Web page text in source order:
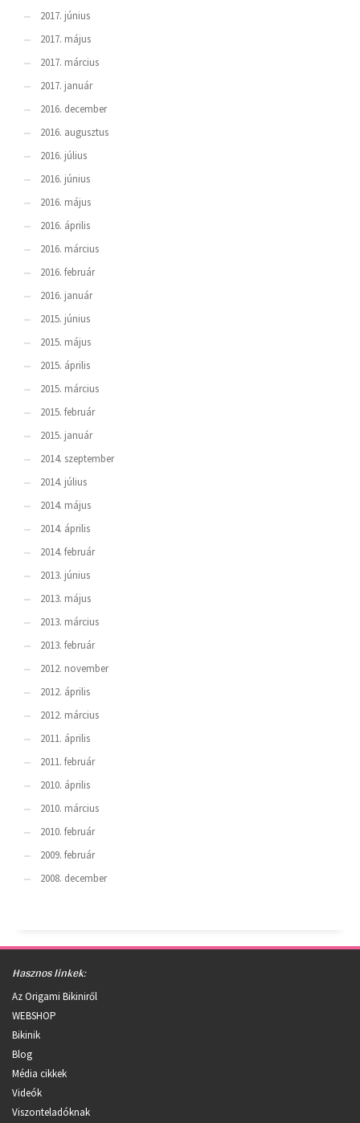
2017. június
2017. május
2017. március
2017. január
2016. december
2016. augusztus
2016. július
2016. június
2016. május
2016. április
2016. március
2016. február
2016. január
2015. június
2015. május
2015. április
2015. március
2015. február
2015. január
2014. szeptember
2014. július
2014. május
2014. április
2014. február
2013. június
2013. május
2013. március
2013. február
2012. november
2012. április
2012. március
2011. április
2011. február
2010. április
2010. március
2010. február
2009. február
2008. december
Hasznos linkek:
Az Origami Bikiniről
WEBSHOP
Bikinik
Blog
Média cikkek
Videók
Viszonteladóknak